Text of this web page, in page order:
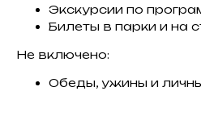
Экскурсии по
Билеты в парки и на
Не включено:
Обеды, ужины и